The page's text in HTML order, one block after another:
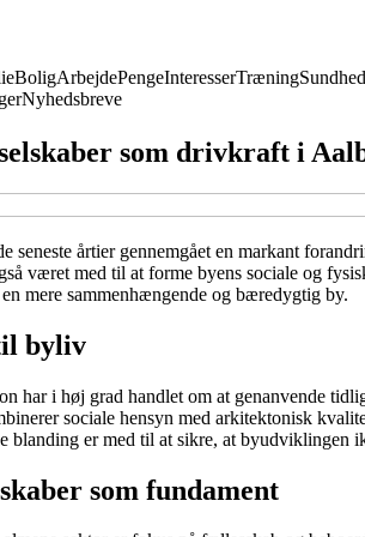
BoligArbejdePengeInteresserTræningSundhed
Nyhedsbreve
som drivkraft i
seneste årtier gennemgået en markant
været med til at forme byens sociale og
mere sammenhængende og bæredygtig by.
byliv
har i høj grad handlet om at genanvende
sociale hensyn med arkitektonisk
blanding er med til at sikre, at
som fundament